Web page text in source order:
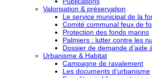
Valorisation & préservation
Le service municipal de la
Comité communal feux de
Protection des fonds marins
Palmiers : lutter contre les
Dossier de demande d’aide
Urbanisme & Habitat
Campagne de ravalement
Les documents d’urbanisme